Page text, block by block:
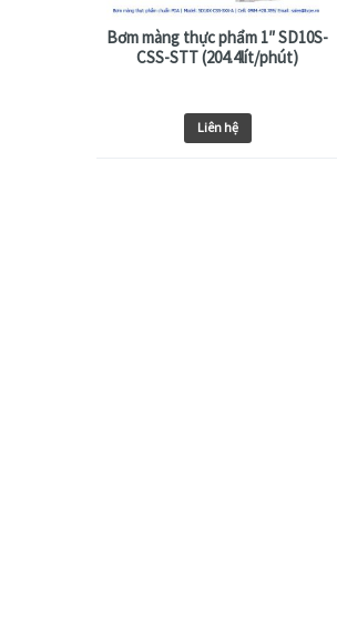
Bơm màng thực phẩm 1″ SD10S-
CSS-STT (204.4lít/phút)
Liên hệ